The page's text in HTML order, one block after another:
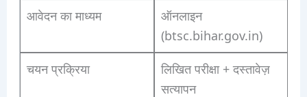
आवेदन का माध्यम
ऑनलाइन
(btsc.bihar.gov.in)
चयन प्रक्रिया
लिखित परीक्षा + दस्तावेज़
सत्यापन